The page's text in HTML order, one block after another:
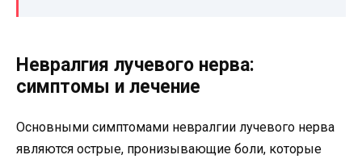
Невралгия лучевого нерва:
симптомы и лечение
Основными симптомами невралгии лучевого нерва
являются острые, пронизывающие боли, которые